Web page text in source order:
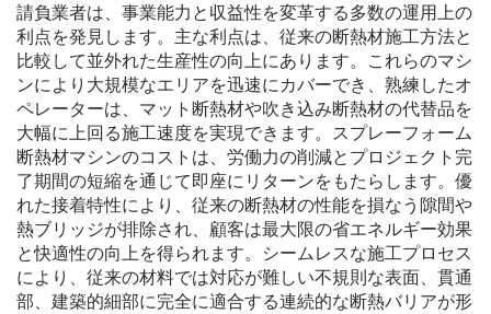
請負業者は、事業能力と収益性を変革する多数の運用上の
利点を発見します。主な利点は、従来の断熱材施工方法と
比較して並外れた生産性の向上にあります。これらのマシ
ンにより大規模なエリアを迅速にカバーでき、熟練したオ
ペレーターは、マット断熱材や吹き込み断熱材の代替品を
大幅に上回る施工速度を実現できます。スプレーフォーム
断熱材マシンのコストは、労働力の削減とプロジェクト完
了期間の短縮を通じて即座にリターンをもたらします。優
れた接着特性により、従来の断熱材の性能を損なう隙間や
熱ブリッジが排除され、顧客は最大限の省エネルギー効果
と快適性の向上を得られます。シームレスな施工プロセス
により、従来の材料では対応が難しい不規則な表面、貫通
部、建築的細部に完全に適合する連続的な断熱バリアが形